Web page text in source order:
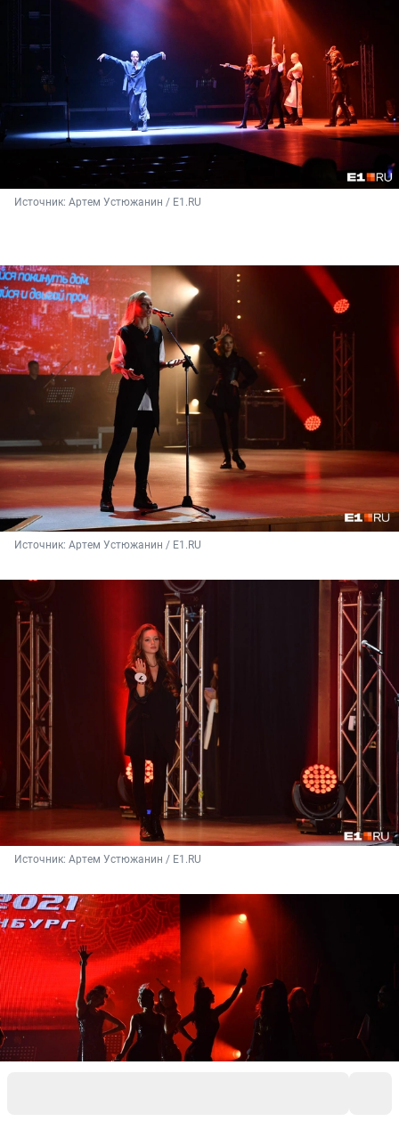
Источник: Артем Устюжанин / Е1.RU
Источник: Артем Устюжанин / Е1.RU
Источник: Артем Устюжанин / Е1.RU